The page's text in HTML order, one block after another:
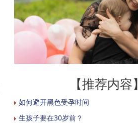
【推荐内容】
如何避开黑色受孕时间
生孩子要在30岁前？